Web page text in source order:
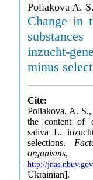
Poliakova A.
Change in
inzucht-
minus
Cite:
Poliakova, A.
the content of
sativa L.
selections.
organisms,
http://
Ukrainian].